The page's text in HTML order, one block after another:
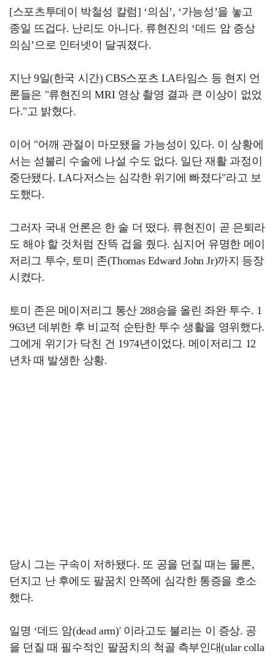
[스포츠투데이 박철성 칼럼] ‘의심’, ‘가능성’을 놓고
종일 뜨겁다. 난리도 아니다. 류현진의 ‘데드 암 증상
의심’으로 인터넷이 달궈졌다.
지난 9일(한국 시간) CBS스포츠 LA타임스 등 현지 언
론들은 "류현진의 MRI 영상 촬영 결과 큰 이상이 없었
다."고 밝혔다.
이어 "어깨 관절이 마모됐을 가능성이 있다. 이 상황에
서는 섣불리 수술에 나설 수도 없다. 일단 재활 과정이
중단됐다. LA다저스는 심각한 위기에 빠졌다"라고 보
도했다.
그러자 국내 언론은 한 술 더 떴다. 류현진이 곧 은퇴라
도 해야 할 것처럼 잔뜩 겁을 줬다. 심지어 유명한 메이
저리그 투수, 토미 존(Thomas Edward John Jr)까지 등장
시켰다.
토미 존은 메이저리그 통산 288승을 올린 좌완 투수. 1
963년 데뷔한 후 비교적 순탄한 투수 생활을 영위했다.
그에게 위기가 닥친 건 1974년이었다. 메이저리그 12
년차 때 발생한 상황.
당시 그는 구속이 저하됐다. 또 공을 던질 때는 물론,
던지고 난 후에도 팔꿈치 안쪽에 심각한 통증을 호소
했다.
일명 ‘데드 암(dead arm)' 이라고도 불리는 이 증상. 공
을 던질 때 필수적인 팔꿈치의 척골 측부인대(ular colla